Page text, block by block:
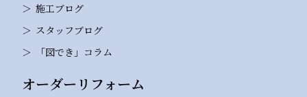
施工ブログ
スタッフブログ
「図でき」コラム
オーダーリフォーム